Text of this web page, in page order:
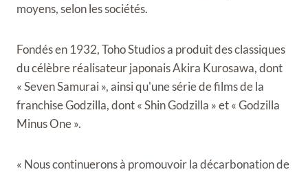
moyens, selon les sociétés.
Fondés en 1932, Toho Studios a produit des classiques
du célèbre réalisateur japonais Akira Kurosawa, dont
« Seven Samurai », ainsi qu'une série de films de la
franchise Godzilla, dont « Shin Godzilla » et « Godzilla
Minus One ».
« Nous continuerons à promouvoir la décarbonation de